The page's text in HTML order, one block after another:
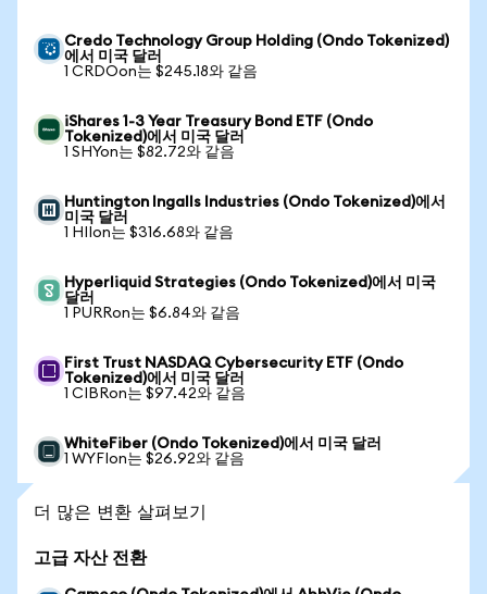
Credo Technology Group Holding (Ondo Tokenized)
에서 미국 달러
1 CRDOon는 $245.18와 같음
iShares 1-3 Year Treasury Bond ETF (Ondo
Tokenized)에서 미국 달러
1 SHYon는 $82.72와 같음
Huntington Ingalls Industries (Ondo Tokenized)에서
미국 달러
1 HIIon는 $316.68와 같음
Hyperliquid Strategies (Ondo Tokenized)에서 미국
달러
1 PURRon는 $6.84와 같음
First Trust NASDAQ Cybersecurity ETF (Ondo
Tokenized)에서 미국 달러
1 CIBRon는 $97.42와 같음
WhiteFiber (Ondo Tokenized)에서 미국 달러
1 WYFIon는 $26.92와 같음
더 많은 변환 살펴보기
고급 자산 전환